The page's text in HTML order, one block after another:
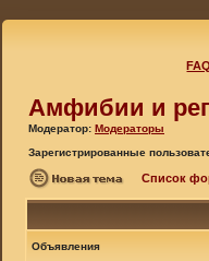
FAQ
Амфибии и
Модератор: Модераторы
Зарегистрированные
Список
Объявления